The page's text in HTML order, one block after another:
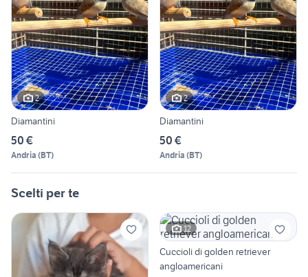
2
Diamantini
50 €
Andria (BT)
2
Diamantini
50 €
Andria (BT)
Scelti per te
12
Cuccioli di golden retriever
angloamericani